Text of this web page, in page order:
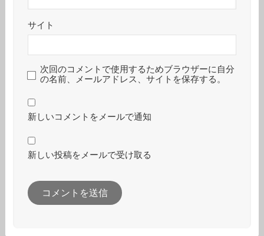
サイト
次回のコメントで使用するためブラウザーに自分
の名前、メールアドレス、サイトを保存する。
新しいコメントをメールで通知
新しい投稿をメールで受け取る